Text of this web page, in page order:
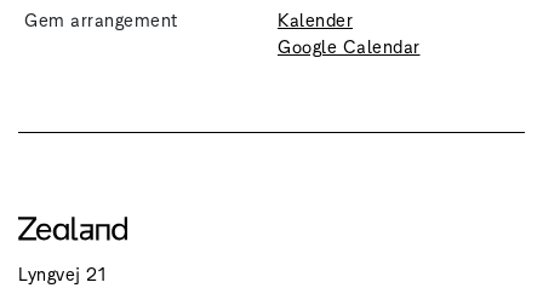
Gem arrangement
Kalender
Google Calendar
Lyngvej 21